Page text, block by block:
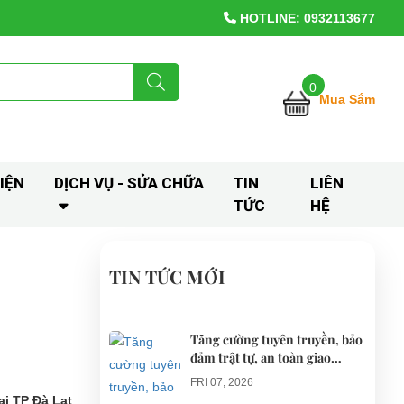
HOTLINE: 0932113677
0
Mua Sắm
DỊCH VỤ - SỬA CHỮA
TIN
TỨC
LIÊN
HỆ
TP Đà Lạt
TIN TỨC MỚI
Tăng cường tuyên truyền, bảo
đảm trật tự, an toàn giao
thông khi thí điểm xe điện 4
bánh phục vụ du lịch
FRI 07, 2026